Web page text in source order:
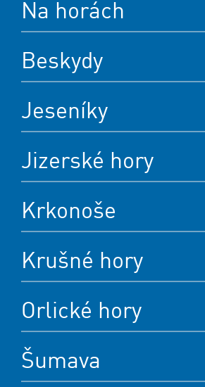
Na horách
Beskydy
Jeseníky
Jizerské hory
Krkonoše
Krušné hory
Orlické hory
Šumava